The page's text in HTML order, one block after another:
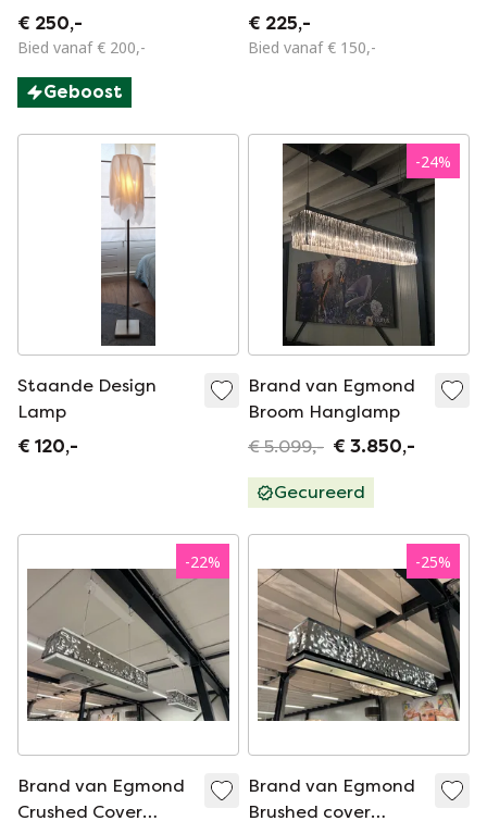
€ 250,-
Bied vanaf € 200,-
Geboost
Hanglamp (12-Lichts
RVS
€ 225,-
Bied vanaf € 150,-
Staande Design
Lamp
€ 120,-
-24%
Brand van Egmond
Broom Hanglamp
€ 5.099,- € 3.850,-
Gecureerd
-22%
Brand van Egmond
Crushed Cover
-25%
Brand van Egmond
Brushed cover